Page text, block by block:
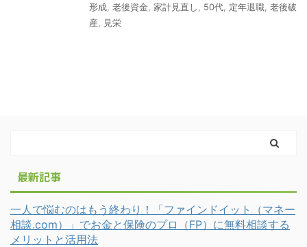
形成 老後資金 家計見直し 50代 定年退職 老後破
産
見栄
最新記事
一人で悩むのはもう終わり！「ファインドイット（マネー
相談.com）」でお金と保険のプロ（FP）に無料相談する
メリットと活用法